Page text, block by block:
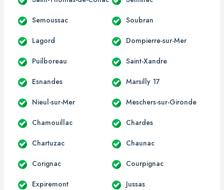
Semoussac Soubran
Lagord Dompierre-sur-Mer
Puilboreau Saint-Xandre
Esnandes Marsilly 17
Nieul-sur-Mer Meschers-sur-Gironde
Chamouillac Chardes
Chartuzac Chaunac
Corignac Courpignac
Expiremont Jussas